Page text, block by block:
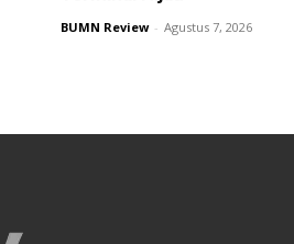
BUMN Review - Agustus 7, 2026